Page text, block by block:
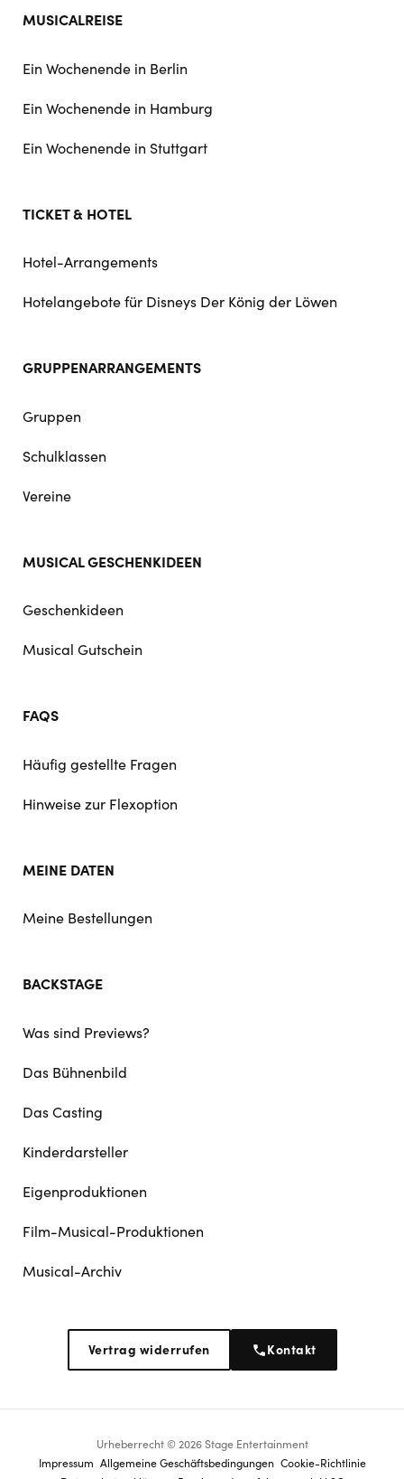
MUSICALREISE
Ein Wochenende in Berlin
Ein Wochenende in Hamburg
Ein Wochenende in Stuttgart
TICKET & HOTEL
Hotel-Arrangements
Hotelangebote für Disneys Der König der Löwen
GRUPPENARRANGEMENTS
Gruppen
Schulklassen
Vereine
MUSICAL GESCHENKIDEEN
Geschenkideen
Musical Gutschein
FAQS
Häufig gestellte Fragen
Hinweise zur Flexoption
MEINE DATEN
Meine Bestellungen
BACKSTAGE
Was sind Previews?
Das Bühnenbild
Das Casting
Kinderdarsteller
Eigenproduktionen
Film-Musical-Produktionen
Musical-Archiv
Vertrag widerrufen Kontakt
Urheberrecht © 2026 Stage Entertainment
FooterImpressum Allgemeine Geschäftsbedingungen Cookie-Richtlinie